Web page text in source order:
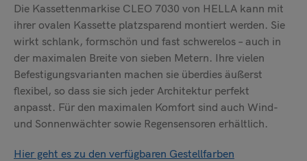
Die Kassettenmarkise CLEO 7030 von HELLA kann mit
ihrer ovalen Kassette platzsparend montiert werden. Sie
wirkt schlank, formschön und fast schwerelos – auch in
der maximalen Breite von sieben Metern. Ihre vielen
Befestigungsvarianten machen sie überdies äußerst
flexibel, so dass sie sich jeder Architektur perfekt
anpasst. Für den maximalen Komfort sind auch Wind-
und Sonnenwächter sowie Regensensoren erhältlich.
Hier geht es zu den verfügbaren Gestellfarben
Bewerber
Sonstige
Senden